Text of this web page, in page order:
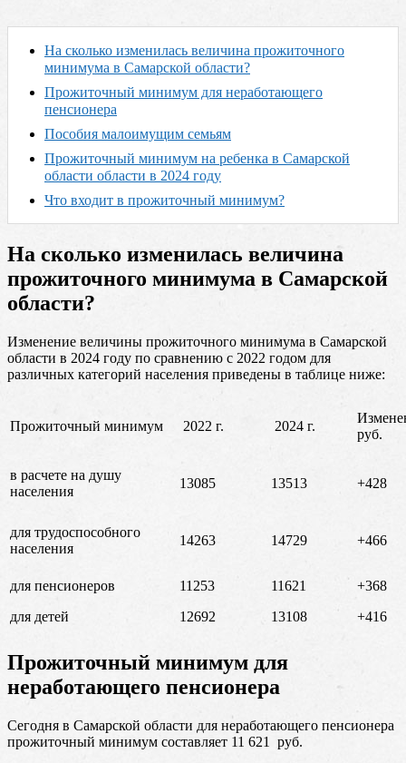
На сколько изменилась величина прожиточного
минимума в Самарской области?
Прожиточный минимум для неработающего
пенсионера
Пособия малоимущим семьям
Прожиточный минимум на ребенка в Самарской
области области в 2024 году
Что входит в прожиточный минимум?
На сколько изменилась величина
прожиточного минимума в Самарской
области?
Изменение величины прожиточного минимума в Самарской
области в 2024 году по сравнению с 2022 годом для
различных категорий населения приведены в таблице ниже:
Прожиточный минимум 2022 г. 2024 г.
руб.
в расчете на душу
населения
13085 13513 +428
для трудоспособного
населения
14263 14729 +466
для пенсионеров 11253 11621
+368
для детей
12692 13108 +416
Прожиточный минимум для
неработающего пенсионера
Сегодня в Самарской области для неработающего пенсионера
прожиточный минимум составляет 11 621 руб.